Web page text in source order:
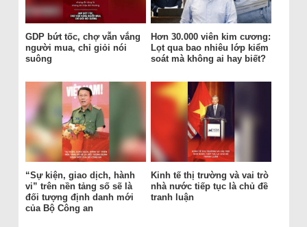
GDP bứt tốc, chợ vẫn vắng
người mua, chỉ giỏi nói
suông
Hơn 30.000 viên kim cương:
Lọt qua bao nhiêu lớp kiểm
soát mà không ai hay biết?
“Sự kiện, giao dịch, hành
vi” trên nền tảng số sẽ là
đối tượng định danh mới
của Bộ Công an
Kinh tế thị trường và vai trò
nhà nước tiếp tục là chủ đề
tranh luận